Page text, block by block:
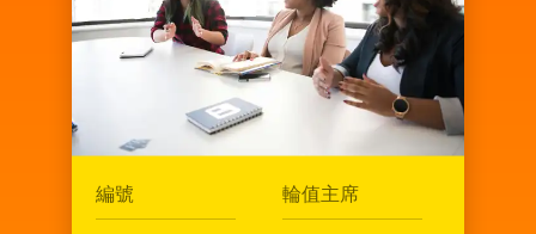
編號 輪值主席